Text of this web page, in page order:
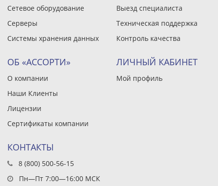
Сетевое оборудование
Серверы
Системы хранения данных
Выезд специалиста
Техническая поддержка
Контроль качества
ОБ «АССОРТИ»
О компании
Наши Клиенты
Лицензии
Сертификаты компании
ЛИЧНЫЙ КАБИНЕТ
Мой профиль
КОНТАКТЫ
8 (800) 500-56-15
Пн—Пт 7:00—16:00 МСК